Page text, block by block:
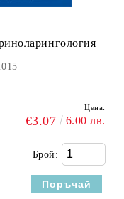
Цена:
€3.07 6.00 лв.
Брой: